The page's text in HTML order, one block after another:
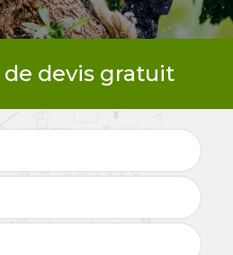
devis gratuit